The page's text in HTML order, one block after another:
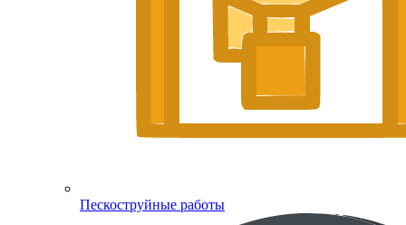
Пескоструйные работы